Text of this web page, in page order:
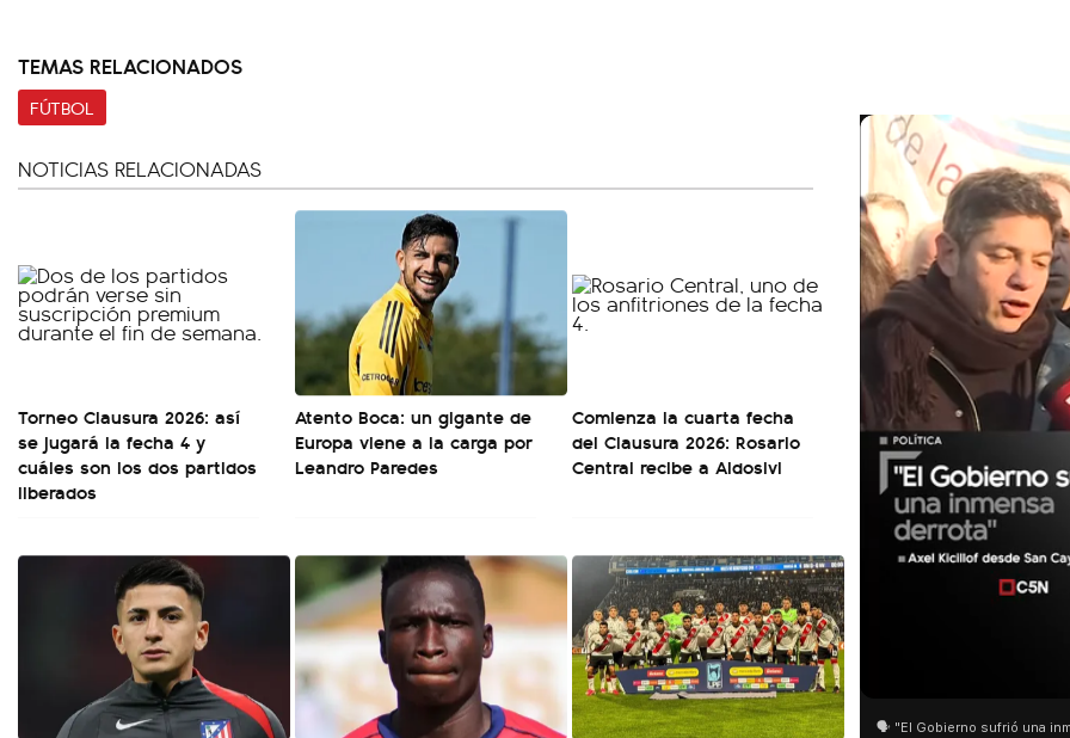
TEMAS RELACIONADOS
FÚTBOL
NOTICIAS RELACIONADAS
Torneo Clausura 2026: así
se jugará la fecha 4 y
cuáles son los dos partidos
liberados
Atento Boca: un gigante de
Europa viene a la carga por
Leandro Paredes
Comienza la cuarta fecha
del Clausura 2026: Rosario
Central recibe a Aldosivi
🗣️ "El Gobierno sufrió una